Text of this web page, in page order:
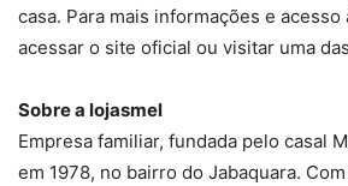
casa. Para mais informações e
acessar o site oficial ou visitar uma
Sobre a lojasmel
Empresa familiar, fundada pelo casal
em 1978, no bairro do Jabaquara.